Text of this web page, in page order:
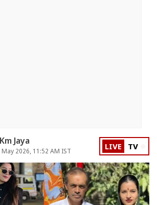
Km Jaya
May 2026, 11:52 AM IST LIVE TV